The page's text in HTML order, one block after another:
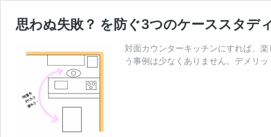
思わぬ失敗？ を防ぐ3つのケーススタデ
対面カウンターキッチンにすれば、
う事例は少なくありません。デメリ